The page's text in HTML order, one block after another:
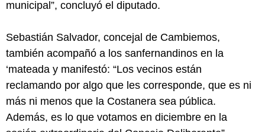
municipal”, concluyó el diputado.
Sebastián Salvador, concejal de Cambiemos,
también acompañó a los sanfernandinos en la
‘mateada y manifestó: “Los vecinos están
reclamando por algo que les corresponde, que es ni
más ni menos que la Costanera sea pública.
Además, es lo que votamos en diciembre en la